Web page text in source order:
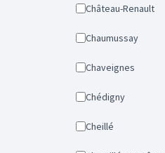
Château-Renault
Chaumussay
Chaveignes
Chédigny
Cheillé